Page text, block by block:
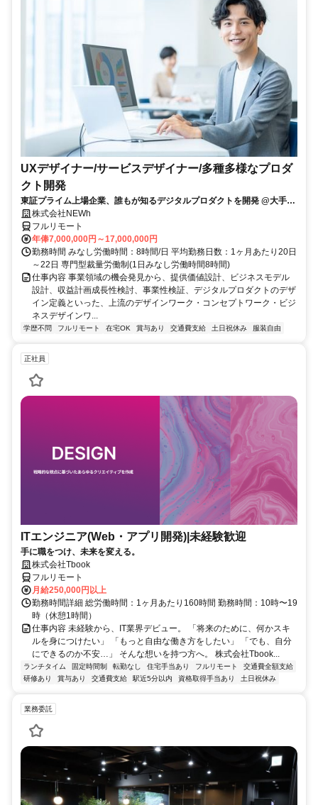
UXデザイナー/サービスデザイナー/多種多様なプロダ
クト開発
東証プライム上場企業、誰もが知るデジタルプロダクトを開発 @大手町
駅 株式会社NEWh
フルリモート
年俸7,000,000円～17,000,000円
勤務時間 みなし労働時間：8時間/日 平均勤務日数：1ヶ月あたり20日
～22日 専門型裁量労働制(1日みなし労働時間8時間)
仕事内容 事業領域の機会発見から、提供価値設計、ビジネスモデル
設計、収益計画成長性検討、事業性検証、デジタルプロダクトのデザ
イン定義といった、上流のデザインワーク・コンセプトワーク・ビジ
ネスデザインワ...
学歴不問 フルリモート 在宅OK 賞与あり 交通費支給 土日祝休み 服装自由
正社員
ITエンジニア(Web・アプリ開発)|未経験歓迎
手に職をつけ、未来を変える。
株式会社Tbook
フルリモート
月給250,000円以上
勤務時間詳細 総労働時間：1ヶ月あたり160時間 勤務時間：10時〜19
時（休憩1時間）
仕事内容 未経験から、IT業界デビュー。 「将来のために、何かスキ
ルを身につけたい」 「もっと自由な働き方をしたい」 「でも、自分
にできるのか不安…」 そんな想いを持つ方へ。 株式会社Tbook...
ランチタイム 固定時間制 転勤なし 住宅手当あり フルリモート
交通費全額支給
研修あり
賞与あり 交通費支給 駅近5分以内 資格取得手当あり 土日祝休み
業務委託